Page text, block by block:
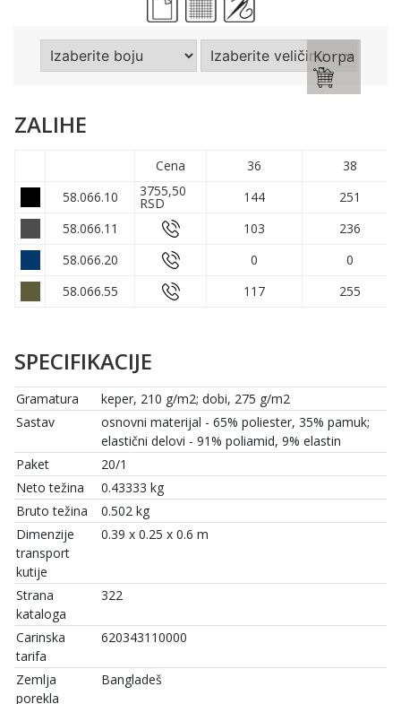
Korpa
ZALIHE
Cena 36
38
58.066.10
3755,50
RSD 144
251
58.066.11
103
236
58.066.20
0
0
58.066.55
117 255
SPECIFIKACIJE
Gramatura
keper, 210 g/m2; dobi, 275 g/m2
Sastav
osnovni materijal - 65% poliester, 35% pamuk;
elastični delovi - 91% poliamid, 9% elastin
Paket
20/1
Neto težina
0.43333 kg
Bruto težina
0.502 kg
Dimenzije
transport
kutije
0.39 x 0.25 x 0.6 m
Strana
kataloga
322
Carinska
tarifa
620343110000
Zemlja
porekla
Bangladeš